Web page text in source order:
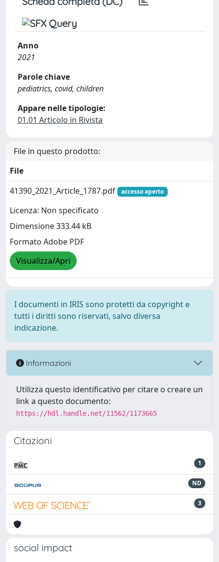
Anno
2021
Parole chiave
pediatrics, covid, children
Appare nelle tipologie:
01.01 Articolo in Rivista
File in questo prodotto:
File
41390_2021_Article_1787.pdf
accesso aperto
Licenza: Non specificato
Dimensione 333.44 kB
Formato Adobe PDF
Visualizza/Apri
I documenti in IRIS sono protetti da copyright e
tutti i diritti sono riservati, salvo diversa
indicazione.
Informazioni
Utilizza questo identificativo per citare o creare un
link a questo documento:
https://hdl.handle.net/11562/1173665
Citazioni
1
ND
3
social impact